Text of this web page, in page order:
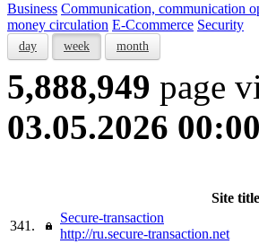
Business Communication, communication
money circulation E-Ccommerce Security
day week month
5,888,949 page
03.05.2026 00:00
Site title
341.
Secure-transaction
http://ru.secure-transaction.net